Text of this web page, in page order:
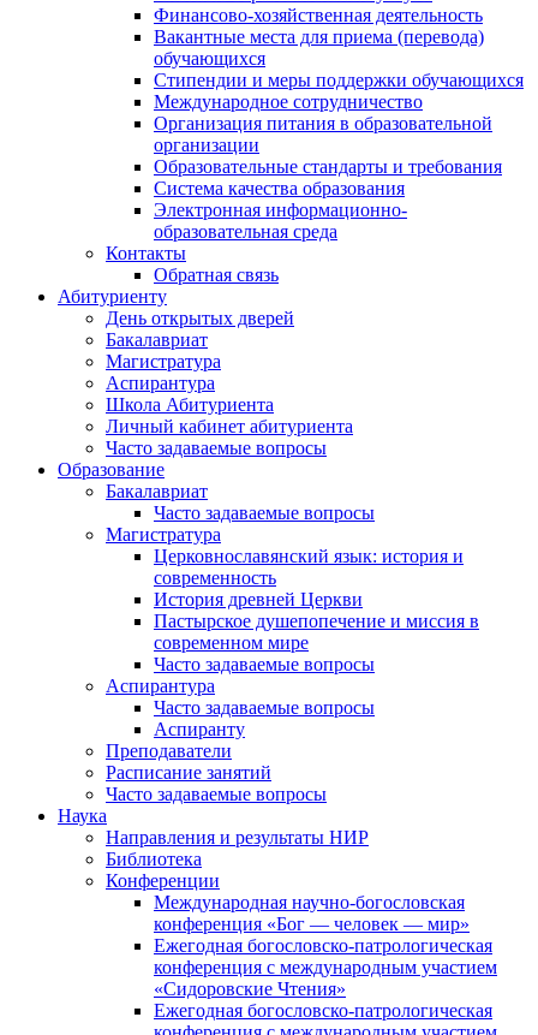
Финансово-хозяйственная деятельность
Вакантные места для приема (перевода)
обучающихся
Стипендии и меры поддержки обучающихся
Международное сотрудничество
Организация питания в образовательной
организации
Образовательные стандарты и требования
Система качества образования
Электронная информационно-
образовательная среда
Контакты
Обратная связь
Абитуриенту
День открытых дверей
Бакалавриат
Магистратура
Аспирантура
Школа Абитуриента
Личный кабинет абитуриента
Часто задаваемые вопросы
Образование
Бакалавриат
Часто задаваемые вопросы
Магистратура
Церковнославянский язык: история и
современность
История древней Церкви
Пастырское душепопечение и миссия в
современном мире
Часто задаваемые вопросы
Аспирантура
Часто задаваемые вопросы
Аспиранту
Преподаватели
Расписание занятий
Часто задаваемые вопросы
Наука
Направления и результаты НИР
Библиотека
Конференции
Международная научно-богословская
конференция «Бог — человек — мир»
Ежегодная богословско-патрологическая
конференция с международным участием
«Сидоровские Чтения»
Ежегодная богословско-патрологическая